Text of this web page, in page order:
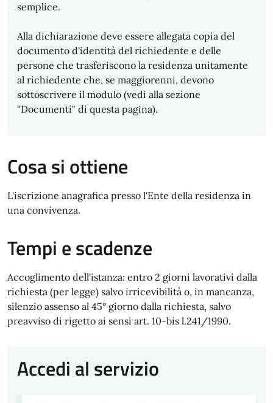
semplice.
Alla dichiarazione deve essere allegata copia del
documento d'identità del richiedente e delle
persone che trasferiscono la residenza unitamente
al richiedente che, se maggiorenni, devono
sottoscrivere il modulo (vedi alla sezione
"Documenti" di questa pagina).
Cosa si ottiene
L'iscrizione anagrafica presso l'Ente della residenza in
una convivenza.
Tempi e scadenze
Accoglimento dell'istanza: entro 2 giorni lavorativi dalla
richiesta (per legge) salvo irricevibilità o, in mancanza,
silenzio assenso al 45° giorno dalla richiesta, salvo
preavviso di rigetto ai sensi art. 10-bis l.241/1990.
Accedi al servizio